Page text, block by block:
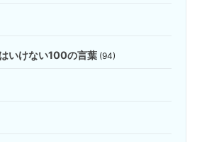
いけない100の言葉 (94)